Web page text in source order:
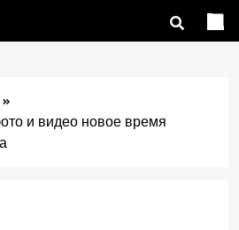
и видео новое время